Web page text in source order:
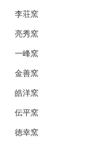
李荘窯
亮秀窯
一峰窯
金善窯
皓洋窯
伝平窯
徳幸窯